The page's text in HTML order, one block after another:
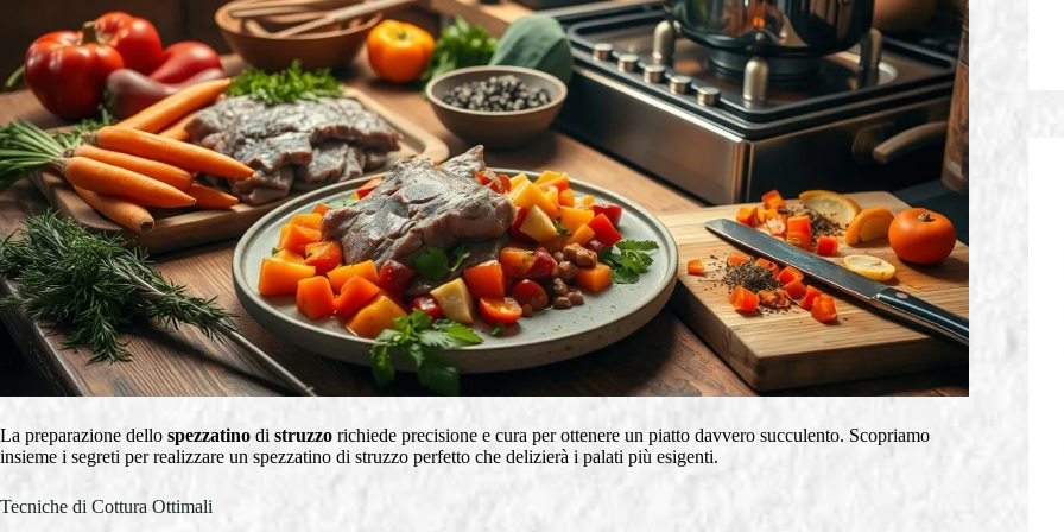
La preparazione dello spezzatino di struzzo richiede precisione e cura per ottenere un piatto davvero succulento. Scopriamo
insieme i segreti per realizzare un spezzatino di struzzo perfetto che delizierà i palati più esigenti.
Tecniche di Cottura Ottimali